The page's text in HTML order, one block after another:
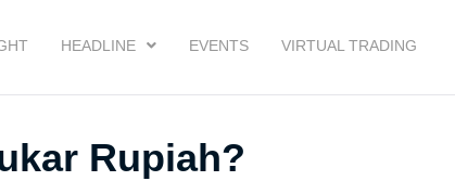
HEADLINE EVENTS VIRTUAL TRADING
Rupiah?